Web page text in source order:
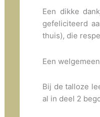
Een dikke
gefeliciteerd
thuis), die
Een
Bij de talloze
al in deel 2